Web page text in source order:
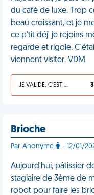
du café de luxe. Trop
beau croissant, et je
ce p'tit déj' je rejoins
regarde et rigole.
viennent visiter. VDM
JE VALIDE, C'EST UNE VDM
Brioche
Par Anonyme - 12/01/
Aujourd'hui, pâtissier
stagiaire de 3ème de
robot pour faire les